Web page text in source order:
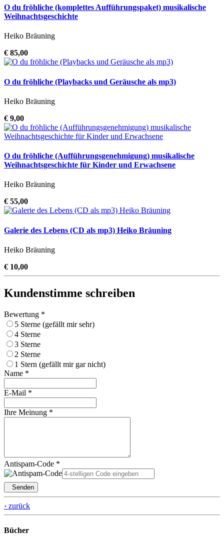
O du fröhliche (komplettes Aufführungspaket) musikalische
Weihnachtsgeschichte
Heiko Bräuning
€ 85,00
O du fröhliche (Playbacks und Geräusche als mp3)
Heiko Bräuning
€ 9,00
O du fröhliche (Aufführungsgenehmigung) musikalische
Weihnachtsgeschichte für Kinder und Erwachsene
Heiko Bräuning
€ 55,00
Galerie des Lebens (CD als mp3) Heiko Bräuning
Heiko Bräuning
€ 10,00
Kundenstimme schreiben
Bewertung *
5 Sterne (gefällt mir sehr)
4 Sterne
3 Sterne
2 Sterne
1 Stern (gefällt mir gar nicht)
Name *
E-Mail *
Ihre Meinung *
Antispam-Code *
Senden
› zurück
Bücher